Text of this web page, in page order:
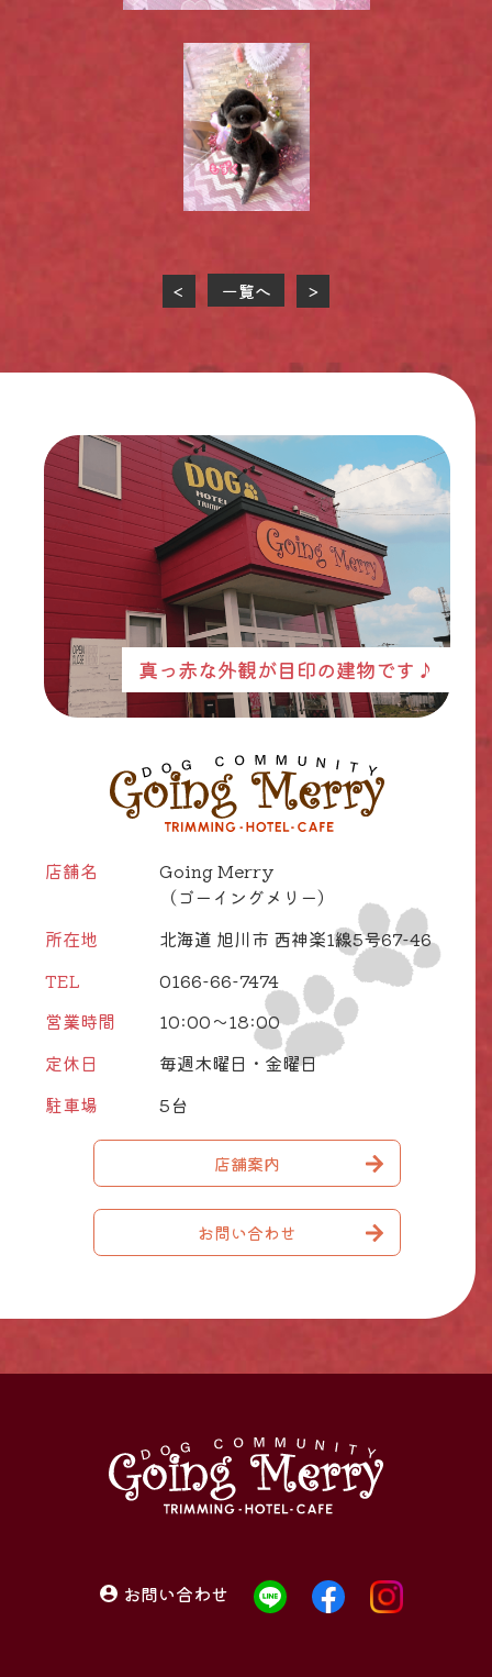
< 一覧へ >
真っ赤な外観が目印の建物です♪
店舗名
Going Merry
（ゴーイングメリー）
所在地
北海道 旭川市 西神楽1線5号67-46
TEL
0166-66-7474
営業時間
10:00～18:00
定休日
毎週木曜日・金曜日
駐車場
5台
店舗案内
お問い合わせ
お問い合わせ